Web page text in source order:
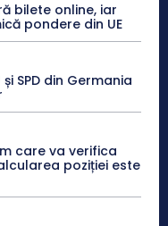
bilete online, iar
pondere din UE
SPD din Germania
care va verifica
poziției este